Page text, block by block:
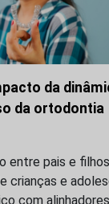
da
da ortodontia
entre pais e
crianças e
com alinhadores